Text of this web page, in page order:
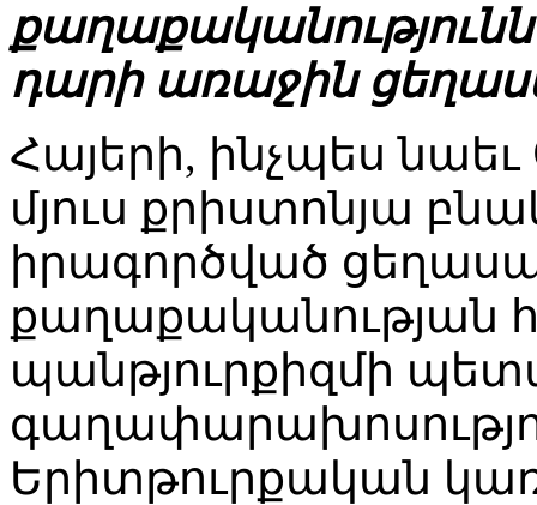
քաղաքականությունն
դարի առաջին
Հայերի, ինչպես
մյուս քրիստոնյա
իրագործված
քաղաքականության
պանթյուրքիզմի
Երիտթուրքական